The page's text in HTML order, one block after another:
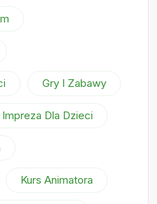
Gry I Zabawy
Impreza Dla Dzieci
Kurs Animatora